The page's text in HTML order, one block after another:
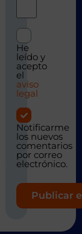
He
leído y
acepto
el
aviso
legal
Notificarme
los nuevos
comentarios
por correo
electrónico.